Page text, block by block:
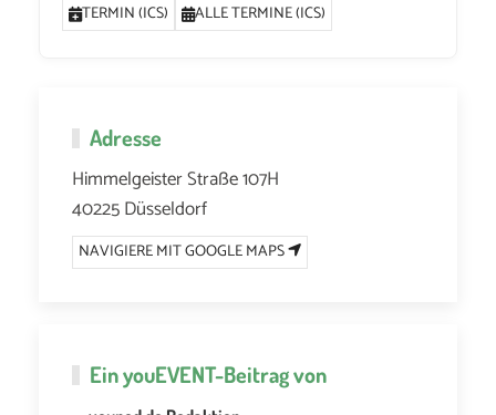
TERMIN (ICS) ALLE TERMINE (ICS)
Adresse
Himmelgeister Straße 107H
40225 Düsseldorf
NAVIGIERE MIT GOOGLE MAPS
EinyouEVENT-Beitrag von